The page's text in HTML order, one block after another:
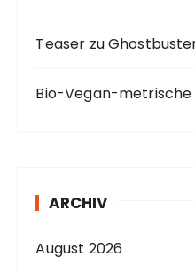
Teaser zu
Bio-Vegan-metrische
ARCHIV
August 2026